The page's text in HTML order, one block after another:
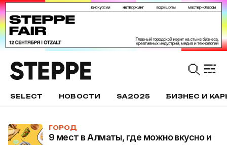
SELECT НОВОСТИ SA2025 БИЗНЕС И
ГОРОД
9 мест в Алматы, где можно вкусно и